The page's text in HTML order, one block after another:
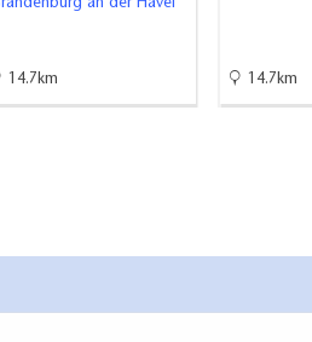
an der Havel
14.7km 14.7km